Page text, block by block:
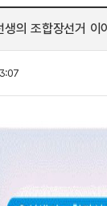
생의 조합장선거 이